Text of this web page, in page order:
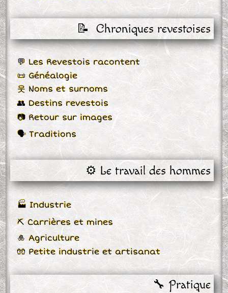
📝  Chroniques revestoises
💬 Les Revestois racontent
📜 Généalogie
웃 Noms et surnoms
👥 Destins revestois
📷 Retour sur images
🗣 Traditions
⚙️ Le travail des hommes
🏭 Industrie
⛏ Carrières et mines
🎍 Agriculture
🧤 Petite industrie et artisanat
🔧 Pratique